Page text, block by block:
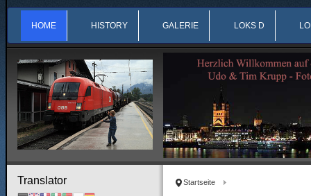
HOME HISTORY GALERIE LOKS D
Startseite
Translator